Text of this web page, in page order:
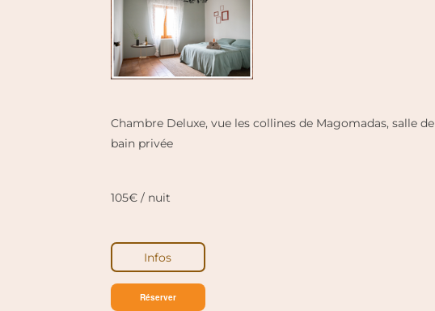
Chambre Deluxe, vue les collines de Magomadas, salle de
bain privée
105€ / nuit
Infos
Réserver